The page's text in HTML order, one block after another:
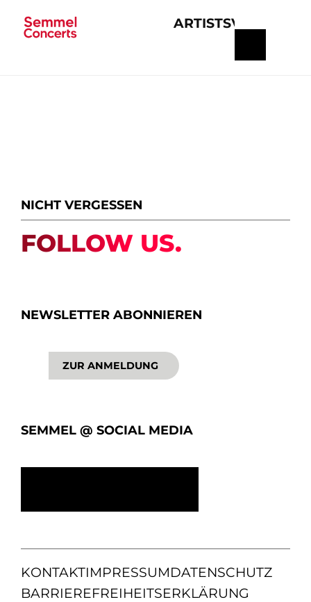
ARTISTS
NICHT VERGESSEN
FOLLOW US.
NEWSLETTER ABONNIEREN
ZUR ANMELDUNG
SEMMEL @ SOCIAL MEDIA
KONTAKTIMPRESSUMDATENSCHUTZ
BARRIEREFREIHEITSERKLÄRUNG